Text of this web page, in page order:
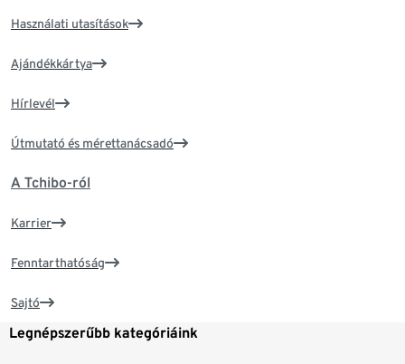
Használati utasítások
Ajándékkártya
Hírlevél
Útmutató és mérettanácsadó
A Tchibo-ról
Karrier
Fenntarthatóság
Sajtó
Legnépszerűbb kategóriáink